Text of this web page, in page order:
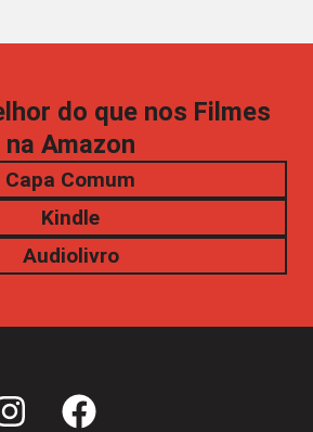
do que nos Filmes
na Amazon
Capa Comum
Kindle
Audiolivro